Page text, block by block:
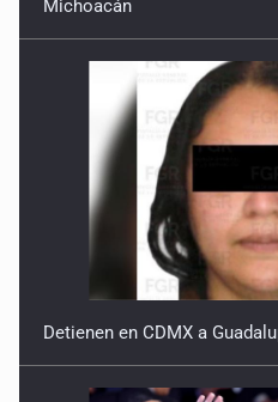
Michoacán
Detienen en CDMX a